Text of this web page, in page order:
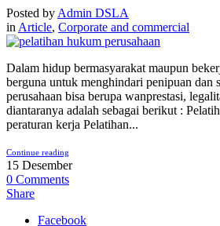
Posted by Admin DSLA
in Article, Corporate and commercial
Dalam hidup bermasyarakat maupun
berguna untuk menghindari penipuan dan
perusahaan bisa berupa wanprestasi,
diantaranya adalah sebagai berikut :
peraturan kerja Pelatihan...
Continue reading
15 Desember
0 Comments
Share
Facebook